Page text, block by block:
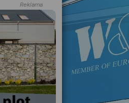
Reklama